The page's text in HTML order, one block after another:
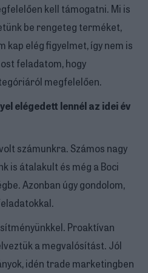
kell támogatni. Mi is
be rengeteg terméket,
kap elég figyelmet, így nem is
feladatom, hogy
megfelelően.
elégedett lennél az idei év
számunkra. Számos nagy
is átalakult és még a Boci
Azonban úgy gondolom,
Proaktívan
a megvalósítást. Jól
idén trade marketingben